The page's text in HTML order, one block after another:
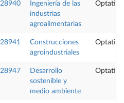
28940
Ingeniería de las
industrias
agroalimentarias
Optativa
28941
Construcciones
agroindustriales
Optativa
28947
Desarrollo
sostenible y
medio ambiente
Optativa